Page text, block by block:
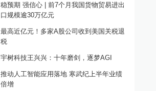
稳预期 强信心 | 前7个月我国货物贸易进出
口规模逾30万亿元
最高近亿元！多家A股公司收到美国关税退
税
宇树科技王兴兴：十年磨剑，逐梦AGI
推动人工智能应用落地 寒武纪上半年业绩
倍增